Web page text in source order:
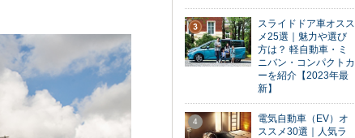
3
スライドドア車オスス
メ25選｜魅力や選び
方は？ 軽自動車・ミ
ニバン・コンパクトカ
ーを紹介【2023年最
新】
4
電気自動車（EV）オ
ススメ30選｜人気ラ